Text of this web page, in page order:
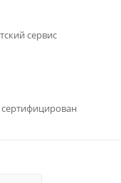
сервис